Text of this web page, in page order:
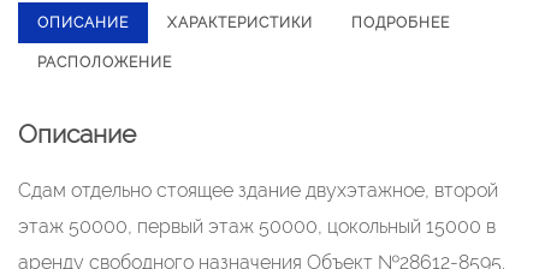
ОПИСАНИЕ ХАРАКТЕРИСТИКИ ПОДРОБНЕЕ
РАСПОЛОЖЕНИЕ
Описание
Сдам отдельно стоящее здание двухэтажное, второй
этаж 50000, первый этаж 50000, цокольный 15000 в
аренду свободного назначения Объект №28612-8595.